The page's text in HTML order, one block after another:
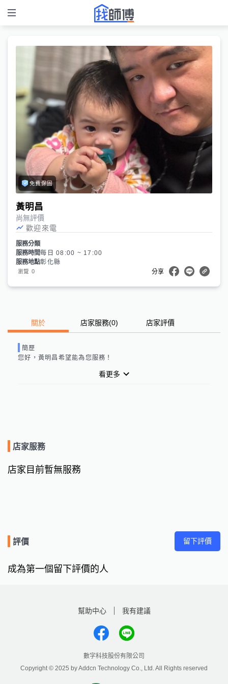
免費保固
黃明昌
尚無評價
歡迎來電
服務分類
服務時間每日 08:00 ~ 17:00
服務地點彰化縣
瀏覽 0 分享
關於 店家服務(0) 店家評價
簡歷
您好， 黃明昌 希望能為您服務！
看更多
店家服務
店家目前暫無服務
評價 留下評價
成為第一個留下評價的人
幫助中心 我有建議
數字科技股份有限公司
Copyright © 2025 by Addcn Technology Co., Ltd. All Rights reserved